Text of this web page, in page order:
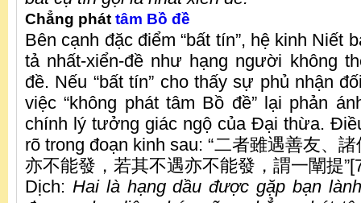
Chẳng phát tâm Bồ đề
Bên cạnh đặc điểm “bất tín”, hệ kinh Niết
tả nhất-xiển-đề như hạng người không
đề. Nếu “bất tín” cho thấy sự phủ nhận
việc “không phát tâm Bồ đề” lại phản
chính lý tưởng giác ngộ của Đại thừa.
rõ trong đoạn kinh sau: “二者雖遇善友、
亦不能發，若其不遇亦不能發，謂一闡提
Dịch: Hai là hạng dầu được gặp bạn